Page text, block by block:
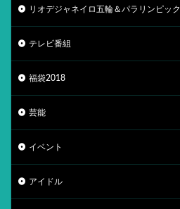
リオデジャネイロ五輪＆パラリンピック
テレビ番組
福袋2018
芸能
イベント
アイドル